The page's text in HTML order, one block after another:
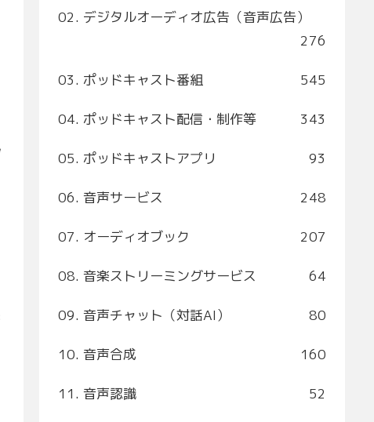
02. デジタルオーディオ広告（音声広告）
276
03. ポッドキャスト番組 545
04. ポッドキャスト配信・制作等 343
05. ポッドキャストアプリ 93
06. 音声サービス 248
07. オーディオブック 207
08. 音楽ストリーミングサービス 64
09. 音声チャット（対話AI） 80
10. 音声合成 160
11. 音声認識 52